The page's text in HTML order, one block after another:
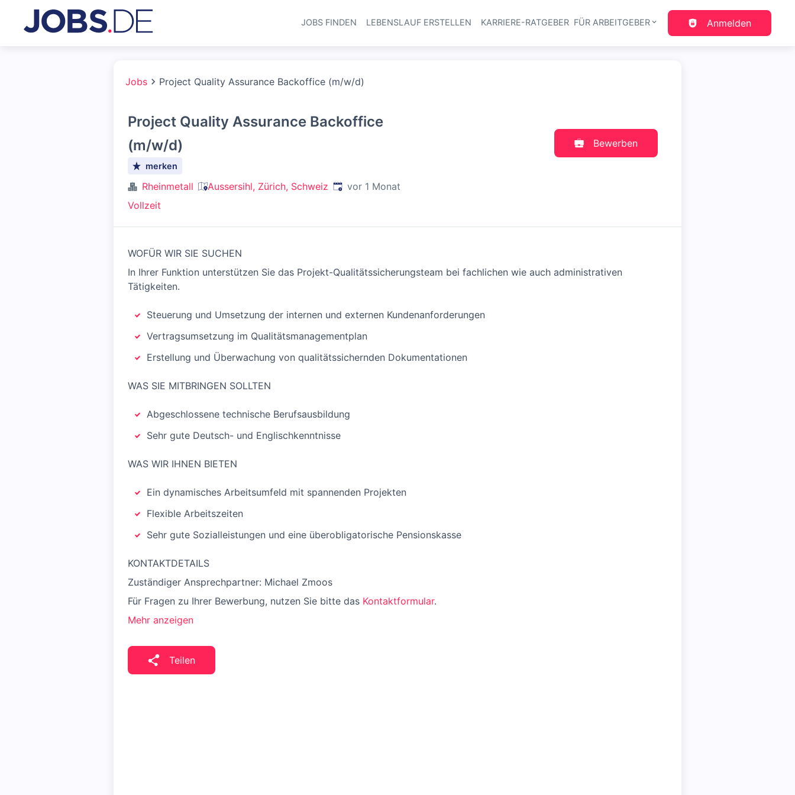
Haupt-Navigation
JOBS FINDEN LEBENSLAUF ERSTELLEN KARRIERE-RATGEBER FÜR ARBEITGEBER Anmelden
Jobs Project Quality Assurance Backoffice (m/w/d)
Project Quality Assurance Backoffice
(m/w/d)
merken
Rheinmetall Aussersihl, Zürich, Schweiz Veröffentlicht:
vor 1 Monat
Vollzeit
Bewerben
WOFÜR WIR SIE SUCHEN
In Ihrer Funktion unterstützen Sie das Projekt-Qualitätssicherungsteam bei fachlichen wie auch administrativen
Tätigkeiten.
Steuerung und Umsetzung der internen und externen Kundenanforderungen
Vertragsumsetzung im Qualitätsmanagementplan
Erstellung und Überwachung von qualitätssichernden Dokumentationen
WAS SIE MITBRINGEN SOLLTEN
Abgeschlossene technische Berufsausbildung
Sehr gute Deutsch- und Englischkenntnisse
WAS WIR IHNEN BIETEN
Ein dynamisches Arbeitsumfeld mit spannenden Projekten
Flexible Arbeitszeiten
Sehr gute Sozialleistungen und eine überobligatorische Pensionskasse
KONTAKTDETAILS
Zuständiger Ansprechpartner: Michael Zmoos
Für Fragen zu Ihrer Bewerbung, nutzen Sie bitte das Kontaktformular.
Mehr anzeigen
Teilen